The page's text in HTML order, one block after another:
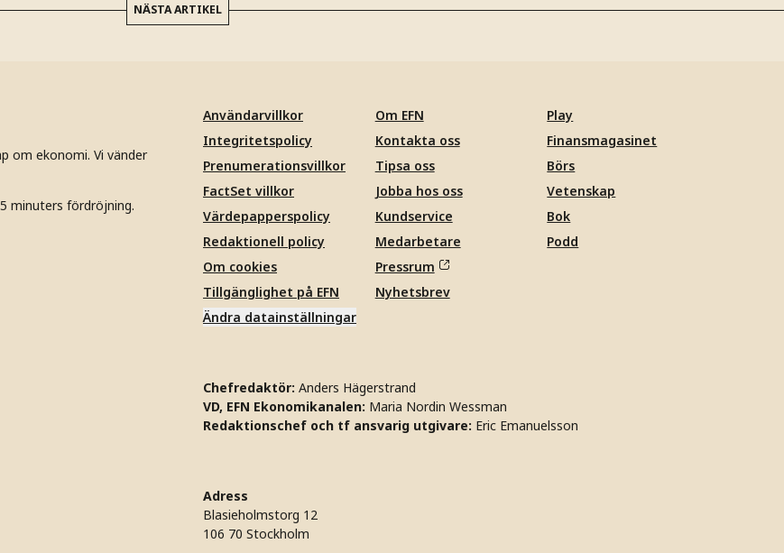
NÄSTA ARTIKEL
om ekonomi. Vi vänder
minuters fördröjning.
Användarvillkor
Integritetspolicy
Prenumerationsvillkor
FactSet villkor
Värdepapperspolicy
Redaktionell policy
Om cookies
Tillgänglighet på EFN
Ändra datainställningar
Om EFN
Kontakta oss
Tipsa oss
Jobba hos oss
Kundservice
Medarbetare
Pressrum
Nyhetsbrev
Play
Finansmagasinet
Börs
Vetenskap
Bok
Podd
Chefredaktör: Anders Hägerstrand
VD, EFN Ekonomikanalen: Maria Nordin Wessman
Redaktionschef och tf ansvarig utgivare: Eric Emanuelsson
Adress
Blasieholmstorg 12
106 70 Stockholm